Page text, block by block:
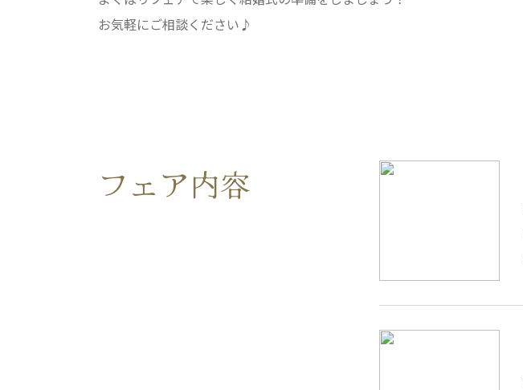
お気軽にご相談ください♪
フェア内容